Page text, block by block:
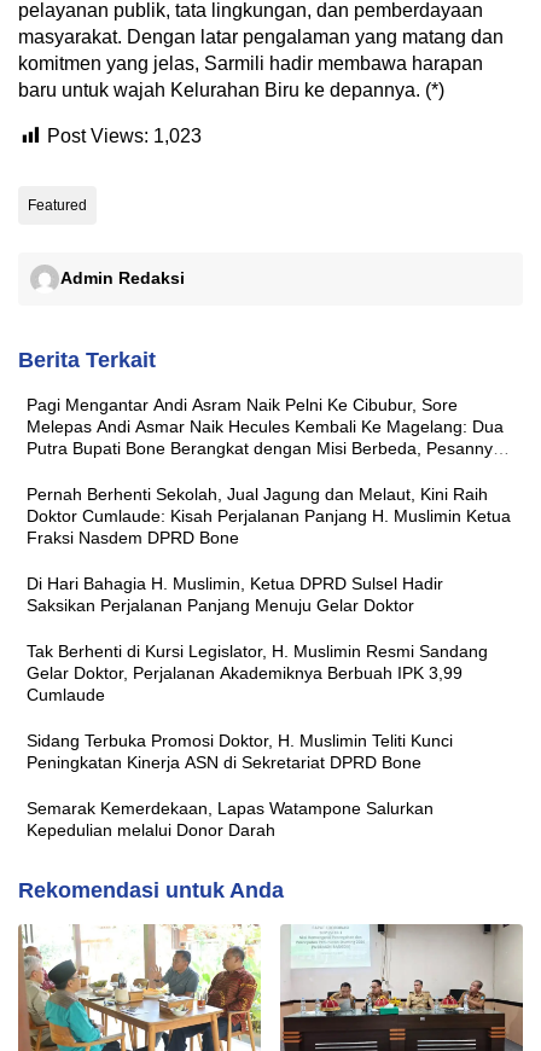
pelayanan publik, tata lingkungan, dan pemberdayaan
masyarakat. Dengan latar pengalaman yang matang dan
komitmen yang jelas, Sarmili hadir membawa harapan
baru untuk wajah Kelurahan Biru ke depannya. (*)
Post Views: 1,023
Featured
Admin Redaksi
Berita Terkait
Pagi Mengantar Andi Asram Naik Pelni Ke Cibubur, Sore
Melepas Andi Asmar Naik Hecules Kembali Ke Magelang: Dua
Putra Bupati Bone Berangkat dengan Misi Berbeda, Pesannya
Pernah Berhenti Sekolah, Jual Jagung dan Melaut, Kini Raih
Doktor Cumlaude: Kisah Perjalanan Panjang H. Muslimin Ketua
Fraksi Nasdem DPRD Bone
Di Hari Bahagia H. Muslimin, Ketua DPRD Sulsel Hadir
Saksikan Perjalanan Panjang Menuju Gelar Doktor
Tak Berhenti di Kursi Legislator, H. Muslimin Resmi Sandang
Gelar Doktor, Perjalanan Akademiknya Berbuah IPK 3,99
Cumlaude
Sidang Terbuka Promosi Doktor, H. Muslimin Teliti Kunci
Peningkatan Kinerja ASN di Sekretariat DPRD Bone
Semarak Kemerdekaan, Lapas Watampone Salurkan
Kepedulian melalui Donor Darah
Rekomendasi untuk Anda